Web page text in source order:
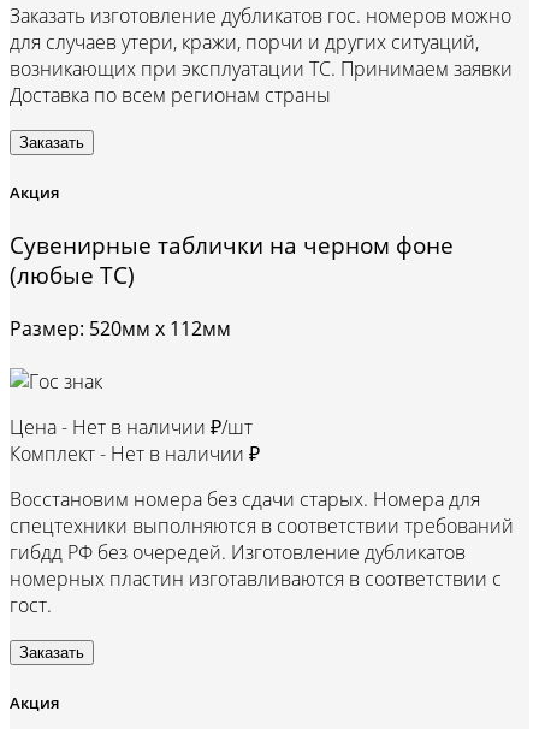
Заказать изготовление дубликатов гос. номеров можно
для случаев утери, кражи, порчи и других ситуаций,
возникающих при эксплуатации ТС. Принимаем заявки
Доставка по всем регионам страны
Заказать
Акция
Сувенирные таблички на черном фоне
(любые ТС)
Размер: 520мм х 112мм
Цена - Нет в наличии ₽/шт
Комплект - Нет в наличии ₽
Восстановим номера без сдачи старых. Номера для
спецтехники выполняются в соответствии требований
гибдд РФ без очередей. Изготовление дубликатов
номерных пластин изготавливаются в соответствии с
гост.
Заказать
Акция